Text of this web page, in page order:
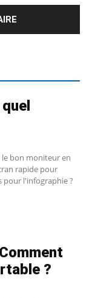
bon moniteur en
rapide pour
pour l'infographie ?
?